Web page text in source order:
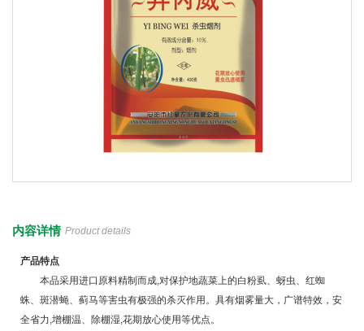
内容详情 Product details
产品特点
本品采用进口原料精制而成,对保护地蔬菜上的白粉虱、蚜虫、红蜘
蛛、斑潜蝇、蓟马等害虫有极强的杀灭作用。具有烟雾量大，广谱特效，安
全省力,增棚温、除棚湿,花期放心使用等优点。